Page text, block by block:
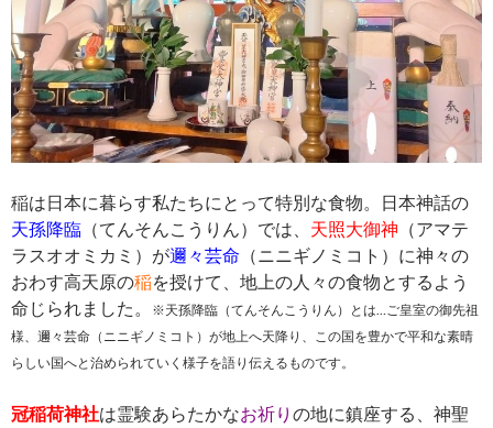
稲は日本に暮らす私たちにとって特別な食物。日本神話の
天孫降臨 （てんそんこうりん）では、 天照大御神 （アマテ
ラスオオミカミ）が邇々芸命 （ニニギノミコト）に神々の
おわす高天原の稲を授けて、地上の人々の食物とするよう
命じられました。
※天孫降臨（てんそんこうりん）とは…ご皇室の御先祖
様、邇々芸命（ニニギノミコト）が地上へ天降り、この国を豊かで平和な素晴
らしい国へと治められていく様子を語り伝えるものです。
冠稲荷神社は霊験あらたかなお祈り の地に鎮座する、神聖